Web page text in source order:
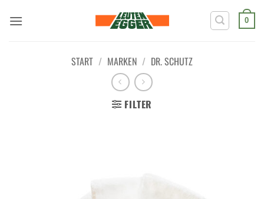
Inhalt
0
START / MARKEN / DR. SCHUTZ
FILTER